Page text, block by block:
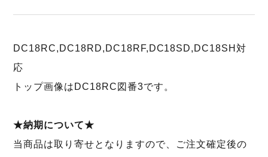
DC18RC,DC18RD,DC18RF,DC18SD,DC18SH対
応
トップ画像はDC18RC図番3です。
★納期について★
当商品は取り寄せとなりますので、ご注文確定後の